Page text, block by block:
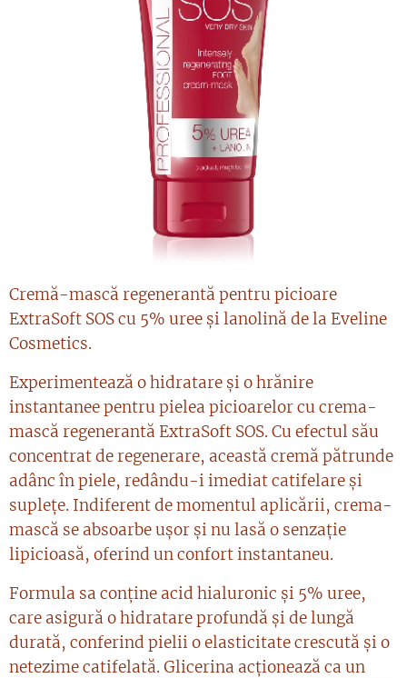
Cremă-mască regenerantă pentru picioare
ExtraSoft SOS cu 5% uree și lanolină de la Eveline
Cosmetics.
Experimentează o hidratare și o hrănire
instantanee pentru pielea picioarelor cu crema-
mască regenerantă ExtraSoft SOS. Cu efectul său
concentrat de regenerare, această cremă pătrunde
adânc în piele, redându-i imediat catifelare și
suplețe. Indiferent de momentul aplicării, crema-
mască se absoarbe ușor și nu lasă o senzație
lipicioasă, oferind un confort instantaneu.
Formula sa conține acid hialuronic și 5% uree,
care asigură o hidratare profundă și de lungă
durată, conferind pielii o elasticitate crescută și o
netezime catifelată. Glicerina acționează ca un